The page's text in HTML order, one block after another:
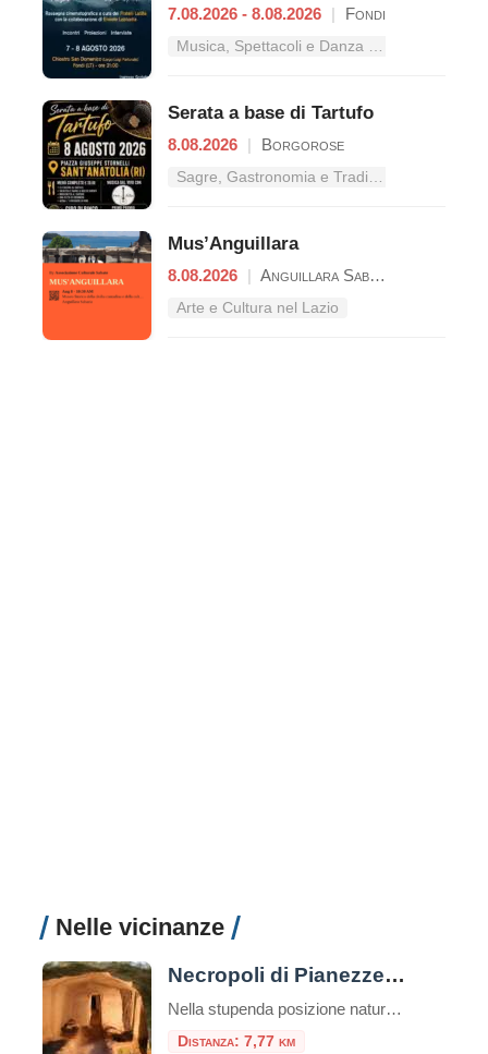
7.08.2026 - 8.08.2026 | Fondi
Serata a base di Tartufo
8.08.2026 | Borgorose
Mus’Anguillara
8.08.2026 | Anguillara Sabazia
Arte e Cultura nel Lazio
Nelle vicinanze
Necropoli di Pianezze e Centocamere
Nella stupenda posizione naturalistica del Lago di Bolsena, si erge la Necropoli di Centocamere a Grotte di Castro. Questo sito archeologico è uno dei tesori dell’Etruria, le cui tracce sono ancora oggi presenti in tutto il territorio. Le tombe della Necropoli sono state scavate nella roccia tufacea e risalgono al periodo tra il VI e […]
Distanza: 7,77 km